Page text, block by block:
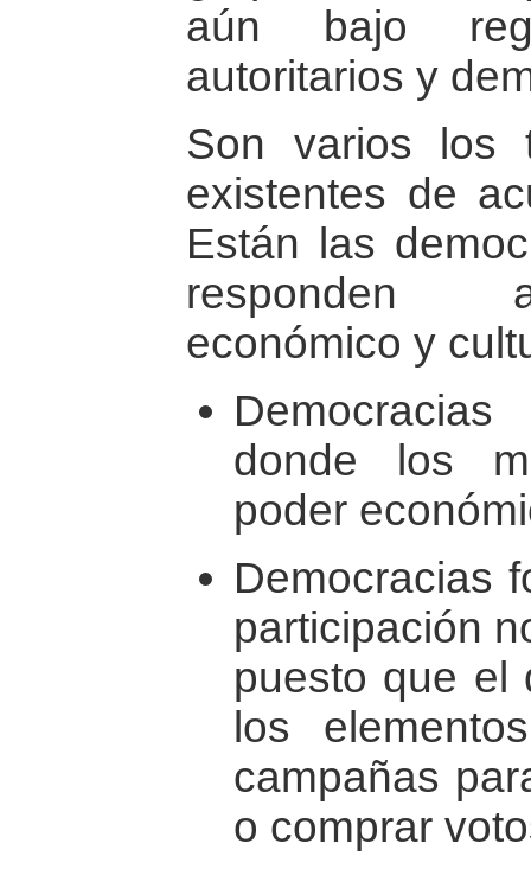
aún bajo
autoritarios y
Son varios los
existentes de
Están las
responden
económico y
donde los
poder
Democracias
participación
puesto que el
los
campañas
o comprar